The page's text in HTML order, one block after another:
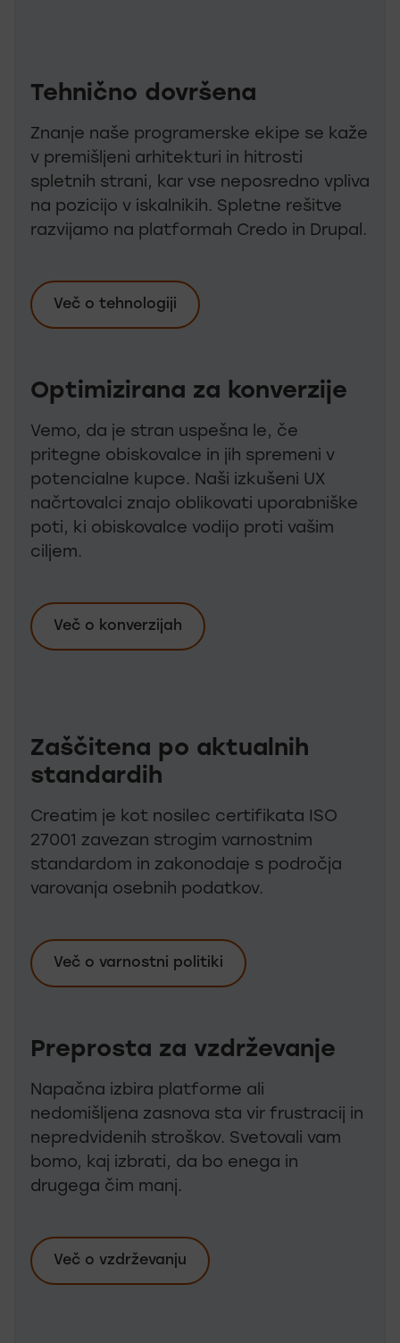
Tehnično dovršena
Znanje naše programerske ekipe se kaže
v premišljeni arhitekturi in hitrosti
spletnih strani, kar vse neposredno vpliva
na pozicijo v iskalnikih. Spletne rešitve
razvijamo na platformah Credo in Drupal.
Več o tehnologiji
Optimizirana za konverzije
Vemo, da je stran uspešna le, če
pritegne obiskovalce in jih spremeni v
potencialne kupce. Naši izkušeni UX
načrtovalci znajo oblikovati uporabniške
poti, ki obiskovalce vodijo proti vašim
ciljem.
Več o konverzijah
Zaščitena po aktualnih
standardih
Creatim je kot nosilec certifikata ISO
27001 zavezan strogim varnostnim
standardom in zakonodaje s področja
varovanja osebnih podatkov.
Več o varnostni politiki
Preprosta za vzdrževanje
Napačna izbira platforme ali
nedomišljena zasnova sta vir frustracij in
nepredvidenih stroškov. Svetovali vam
bomo, kaj izbrati, da bo enega in
drugega čim manj.
Več o vzdrževanju